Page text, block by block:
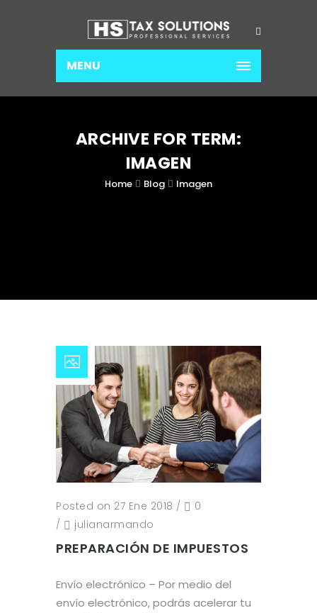
MENU
ARCHIVE FOR TERM:
IMAGEN
Home Blog Imagen
Posted on 27 Ene 2018 /
0
/
julianarmando
PREPARACIÓN DE IMPUESTOS
Envío electrónico – Por medio del
envío electrónico, podrás acelerar tu